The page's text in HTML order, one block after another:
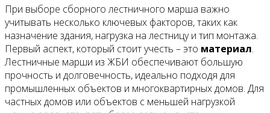
При выборе сборного лестничного марша важно
учитывать несколько ключевых факторов, таких как
назначение здания, нагрузка на лестницу и тип монтажа.
Первый аспект, который стоит учесть – это материал.
Лестничные марши из ЖБИ обеспечивают большую
прочность и долговечность, идеально подходя для
промышленных объектов и многоквартирных домов. Для
частных домов или объектов с меньшей нагрузкой